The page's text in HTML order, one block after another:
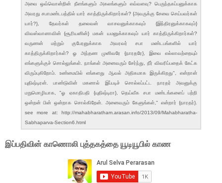
அவை ஒவ்வொன்றின் நீளங்களும் அகலங்களும் எவ்வளவு? பெருந்தகப்பனுக்காக
அவரது சபாமண்டபத்தில் யார் காத்திருக்கிறார்கள்? {அவருக்கு சேவை செய்பவர்கள்
யார்?}, தேவர்கள் தலைவன் வாசவனுக்காகவும் {இந்திரனுக்காகவும்}
விவஸ்வானாவின் {சூரியனின்} மகன் யமனுக்காகவும் யார் காத்திருக்கிறார்கள்?
வருணன் மற்றும் குபேரனுக்காக அவரவர் சபா மண்டபங்களில் யார்
காத்திருக்கிறார்கள்? ஓ அந்தண முனிவரே {நாரதரே}, இவை எல்லாவற்றையும்
எங்களுக்குச் சொல்லுங்கள். நாங்கள் அனைவரும் சேர்ந்து, நீர் விவரிப்பதைக் கேட்க
விரும்புகிறோம். உண்மையில் எங்களது ஆவல் அதிகமாக இருக்கிறது", என்றான்
யுதிஷ்டிரன். பாண்டுவின் மகனால் இப்படிச் சொல்லப்பட்ட நாரதர் அவனுக்கு
மறுமொழியாக, "ஓ ஏகாதிபதி {யுதிஷ்டிரா}, தெய்வீக சபா மண்டங்களைப் பற்றி
ஒன்றன் பின் ஒன்றாக சொல்கிறேன். அனைவரும் கேளுங்கள்," என்றார் {நாரதர்}.
see more at: http://mahabharatham.arasan.info/2013/09/Mahabharatha-
Sabhaparva-Section6.html
இப்பதிவின் காணொலி புத்தகத்தை யூடியூபில் காண